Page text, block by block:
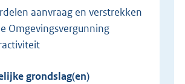
Omgevingsvergunning
grondslag(en)